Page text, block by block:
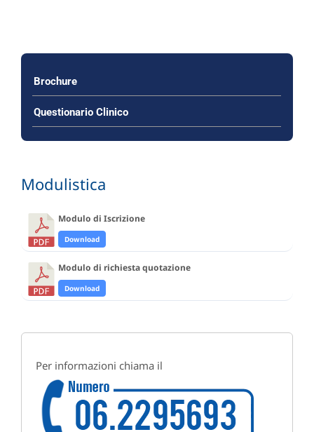
Brochure
Questionario Clinico
Modulistica
Modulo di Iscrizione
Download
Modulo di richiesta quotazione
Download
Per informazioni chiama il